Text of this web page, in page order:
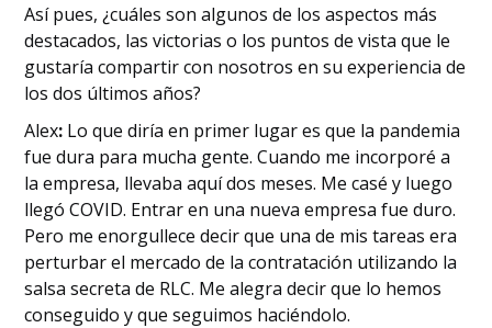
Así pues, ¿cuáles son algunos de los aspectos más
destacados, las victorias o los puntos de vista que le
gustaría compartir con nosotros en su experiencia de
los dos últimos años?
‍Alex: Lo que diría en primer lugar es que la pandemia
fue dura para mucha gente. Cuando me incorporé a
la empresa, llevaba aquí dos meses. Me casé y luego
llegó COVID. Entrar en una nueva empresa fue duro.
Pero me enorgullece decir que una de mis tareas era
perturbar el mercado de la contratación utilizando la
salsa secreta de RLC. Me alegra decir que lo hemos
conseguido y que seguimos haciéndolo.